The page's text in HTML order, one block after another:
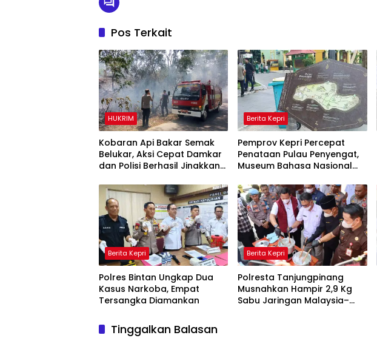
Pos Terkait
HUKRIM
Kobaran Api Bakar Semak
Belukar, Aksi Cepat Damkar
dan Polisi Berhasil Jinakkan
Berita Kepri
Pemprov Kepri Percepat
Penataan Pulau Penyengat,
Museum Bahasa Nasional
Berita Kepri
Polres Bintan Ungkap Dua
Kasus Narkoba, Empat
Tersangka Diamankan
Berita Kepri
Polresta Tanjungpinang
Musnahkan Hampir 2,9 Kg
Sabu Jaringan Malaysia–
Tinggalkan Balasan